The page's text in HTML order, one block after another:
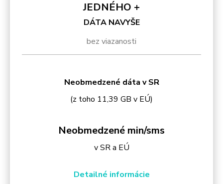
JEDNÉHO +
DÁTA NAVYŠE
bez viazanosti
Neobmedzené dáta v SR
(z toho 11,39 GB v EÚ)
Neobmedzené min/sms
v SR a EÚ
Detailné informácie